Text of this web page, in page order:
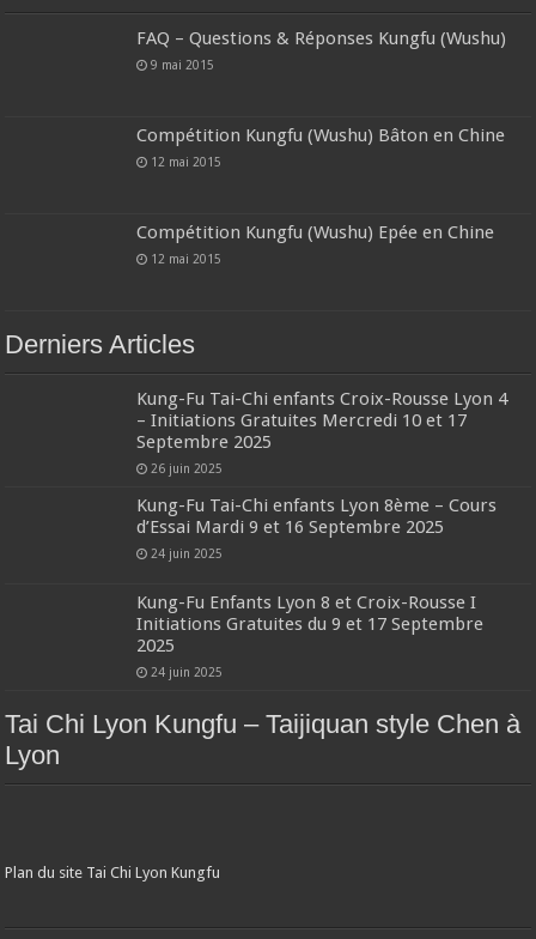
FAQ – Questions & Réponses Kungfu (Wushu)
9 mai 2015
Compétition Kungfu (Wushu) Bâton en Chine
12 mai 2015
Compétition Kungfu (Wushu) Epée en Chine
12 mai 2015
Derniers Articles
Kung-Fu Tai-Chi enfants Croix-Rousse Lyon 4
– Initiations Gratuites Mercredi 10 et 17
Septembre 2025
26 juin 2025
Kung-Fu Tai-Chi enfants Lyon 8ème – Cours
d’Essai Mardi 9 et 16 Septembre 2025
24 juin 2025
Kung-Fu Enfants Lyon 8 et Croix-Rousse I
Initiations Gratuites du 9 et 17 Septembre
2025
24 juin 2025
Tai Chi Lyon Kungfu – Taijiquan style Chen à
Lyon
Plan du site Tai Chi Lyon Kungfu